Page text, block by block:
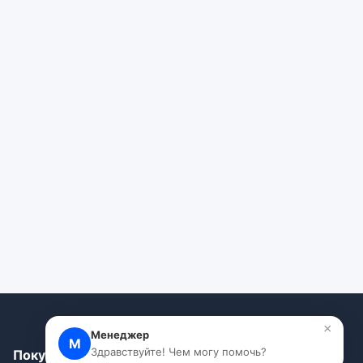
Покупателям
М
Менеджер
Здравствуйте! Чем могу помочь?
×